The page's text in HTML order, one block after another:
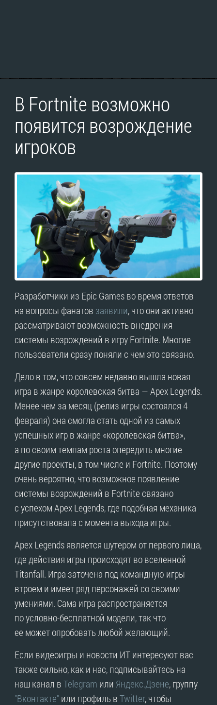
В Fortnite возможно
появится возрождение
игроков
Разработчики из Epic Games во время ответов
на вопросы фанатов заявили, что они активно
рассматривают возможность внедрения
системы возрождений в игру Fortnite. Многие
пользователи сразу поняли с чем это связано.
Дело в том, что совсем недавно вышла новая
игра в жанре королевская битва — Apex Legends.
Менее чем за месяц (релиз игры состоялся 4
февраля) она смогла стать одной из самых
успешных игр в жанре «королевская битва»,
а по своим темпам роста опередить многие
другие проекты, в том числе и Fortnite. Поэтому
очень вероятно, что возможное появление
системы возрождений в Fortnite связано
с успехом Apex Legends, где подобная механика
присутствовала с момента выхода игры.
Apex Legends является шутером от первого лица,
где действия игры происходят во вселенной
Titanfall. Игра заточена под командную игры
втроем и имеет ряд персонажей со своими
умениями. Сама игра распространяется
по условно-бесплатной модели, так что
ее может опробовать любой желающий.
Если видеоигры и новости ИТ интересуют вас
также сильно, как и нас, подписывайтесь на
наш канал вTelegram или Яндекс.Дзене, группу
"Вконтакте"или профиль вTwitter, чтобы